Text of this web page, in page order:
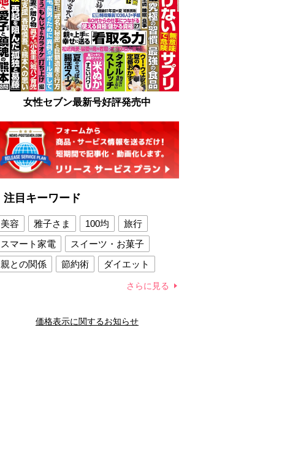
女性セブン最新号好評発売中
注目キーワード
美容 雅子さま 100均
旅行
スマート家電
スイーツ・お菓子
親との関係
節約術
ダイエット
夫との関係
新津春子 どか食い
さらに見る
価格表示に関するお知らせ